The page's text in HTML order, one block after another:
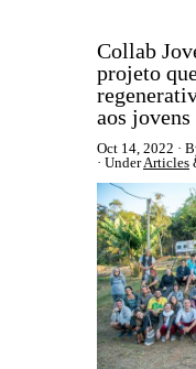
Collab
projeto
aos jovens
Oct 14, 2022
UnderArticles